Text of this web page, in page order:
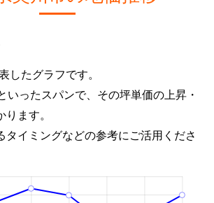
したグラフです。
いったスパンで、その坪単価の上昇・
ます。
タイミングなどの参考にご活用くださ